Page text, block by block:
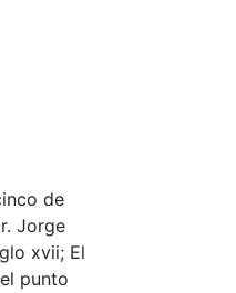
de
Jorge
xvii; El
punto